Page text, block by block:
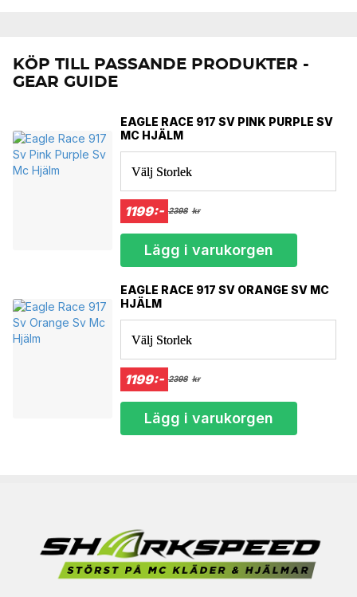
KÖP TILL PASSANDE PRODUKTER -
GEAR GUIDE
EAGLE RACE 917 SV PINK PURPLE SV
MC HJÄLM
Välj Storlek
1199:- 2398 kr
Lägg i varukorgen
EAGLE RACE 917 SV ORANGE SV MC
HJÄLM
Välj Storlek
1199:- 2398 kr
Lägg i varukorgen